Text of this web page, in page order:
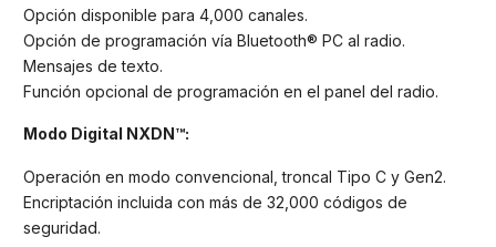
Opción disponible para 4,000 canales.
Opción de programación vía Bluetooth® PC al radio.
Mensajes de texto.
Función opcional de programación en el panel del radio.
Modo Digital NXDN™:
Operación en modo convencional, troncal Tipo C y Gen2.
Encriptación incluida con más de 32,000 códigos de
seguridad.